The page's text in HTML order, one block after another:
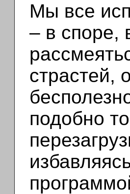
Мы все
– в споре,
страстей,
подобно